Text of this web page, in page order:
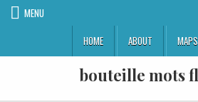
MENU
HOME
ABOUT MAPS
bouteille mots